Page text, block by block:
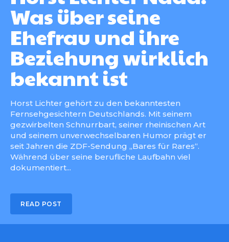
Was über seine
Ehefrau und ihre
Beziehung wirklich
bekannt ist
Horst Lichter gehört zu den bekanntesten
Fernsehgesichtern Deutschlands. Mit seinem
gezwirbelten Schnurrbart, seiner rheinischen Art
und seinem unverwechselbaren Humor prägt er
seit Jahren die ZDF-Sendung „Bares für Rares“.
Während über seine berufliche Laufbahn viel
dokumentiert...
READ POST